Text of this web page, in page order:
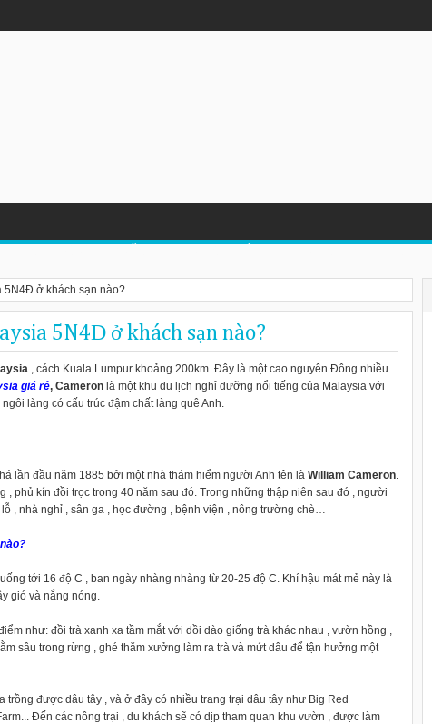
Trong Mùa Đông
5N4Đ ở khách sạn nào?
5N4Đ ở khách sạn nào?
, cách Kuala Lumpur khoảng 200km. Đây là một cao nguyên Đông nhiều
giá rẻ, Cameron là một khu du lịch nghỉ dưỡng nổi tiếng của Malaysia với
làng có cấu trúc đậm chất làng quê Anh.
lần đầu năm 1885 bởi một nhà thám hiểm người Anh tên là William Cameron.
phủ kín đồi trọc trong 40 năm sau đó. Trong những thập niên sau đó , người
, nhà nghỉ , sân ga , học đường , bệnh viện , nông trường chè…
tới 16 độ C , ban ngày nhàng nhàng từ 20-25 độ C. Khí hậu mát mẻ này là
gió và nắng nóng.
như: đồi trà xanh xa tầm mắt với dồi dào giống trà khác nhau , vườn hồng ,
sâu trong rừng , ghé thăm xưởng làm ra trà và mứt dâu để tận hưởng một
trồng được dâu tây , và ở đây có nhiều trang trại dâu tây như Big Red
Đến các nông trại , du khách sẽ có dịp tham quan khu vườn , được làm